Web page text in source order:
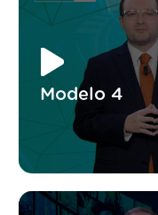
Modelo 4